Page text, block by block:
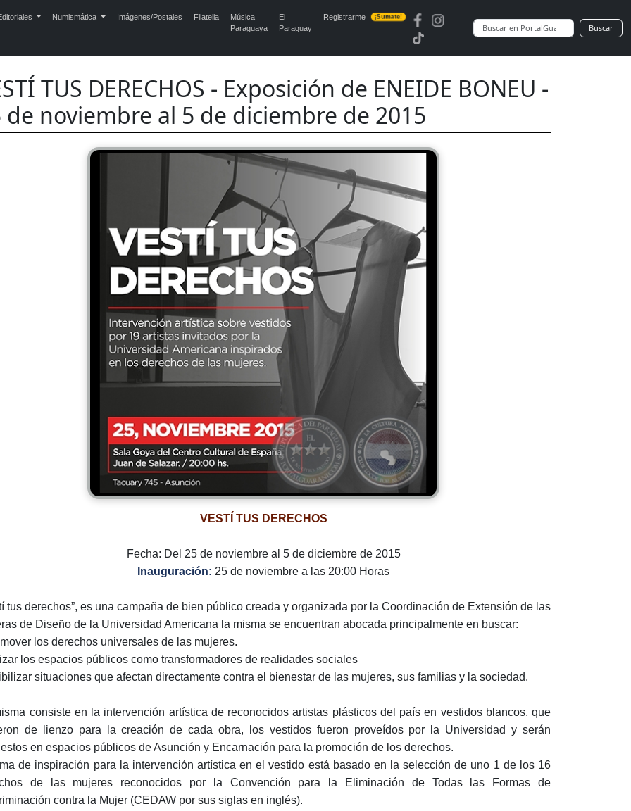
Numismática Imágenes/Postales Filatelia
Música
Paraguaya
El
Paraguay
Registrarme ¡Sumate!
Buscar
TUS DERECHOS - Exposición de ENEIDE BONEU -
de noviembre al 5 de diciembre de 2015
VESTÍ TUS DERECHOS
Fecha: Del 25 de noviembre al 5 de diciembre de 2015
Inauguración: 25 de noviembre a las 20:00 Horas
tus derechos”, es una campaña de bien público creada y organizada por la Coordinación de Extensión de las
de Diseño de la Universidad Americana la misma se encuentran abocada principalmente en buscar:
los derechos universales de las mujeres.
los espacios públicos como transformadores de realidades sociales
situaciones que afectan directamente contra el bienestar de las mujeres, sus familias y la sociedad.
consiste en la intervención artística de reconocidos artistas plásticos del país en vestidos blancos, que
de lienzo para la creación de cada obra, los vestidos fueron proveídos por la Universidad y serán
en espacios públicos de Asunción y Encarnación para la promoción de los derechos.
de inspiración para la intervención artística en el vestido está basado en la selección de uno 1 de los 16
de las mujeres reconocidos por la Convención para la Eliminación de Todas las Formas de
contra la Mujer (CEDAW por sus siglas en inglés).